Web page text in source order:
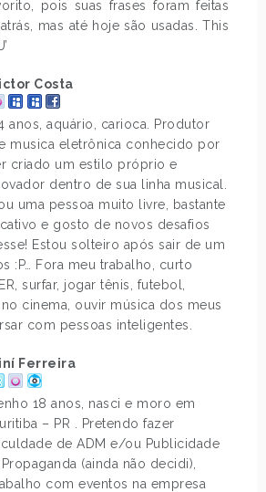
pois suas frases foram feitas
mas até hoje são usadas. This
Costa
anos, aquário, carioca. Produtor
musica eletrônica conhecido por
criado um estilo próprio e
dentro de sua linha musical.
uma pessoa muito livre, bastante
e gosto de novos desafios
Estou solteiro após sair de um
:P… Fora meu trabalho, curto
surfar, jogar tênis, futebol,
cinema, ouvir música dos meus
com pessoas inteligentes.
Ferreira
18 anos, nasci e moro em
– PR . Pretendo fazer
de ADM e/ou Publicidade
(ainda não decidi),
com eventos na empresa